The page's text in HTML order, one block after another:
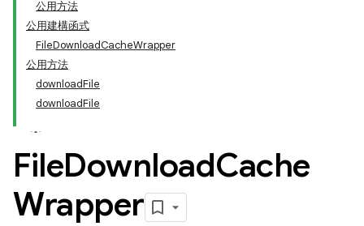
公用方法
公用建構函式
FileDownloadCacheWrapper
公用方法
downloadFile
downloadFile
FileDownloadCache
Wrapper